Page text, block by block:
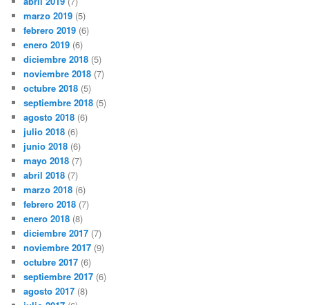
marzo 2019 (5)
febrero 2019 (6)
enero 2019 (6)
diciembre 2018 (5)
noviembre 2018 (7)
octubre 2018 (5)
septiembre 2018 (5)
agosto 2018 (6)
julio 2018 (6)
junio 2018 (6)
mayo 2018 (7)
abril 2018 (7)
marzo 2018 (6)
febrero 2018 (7)
enero 2018 (8)
diciembre 2017 (7)
noviembre 2017 (9)
octubre 2017 (6)
septiembre 2017 (6)
agosto 2017 (8)